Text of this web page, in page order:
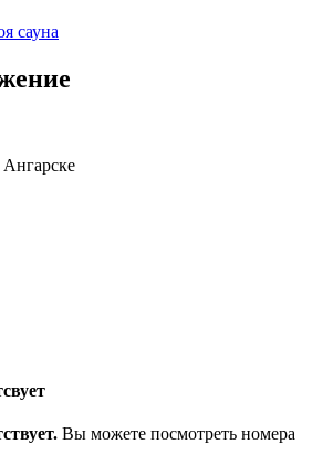
сауна
Вы можете посмотреть номера